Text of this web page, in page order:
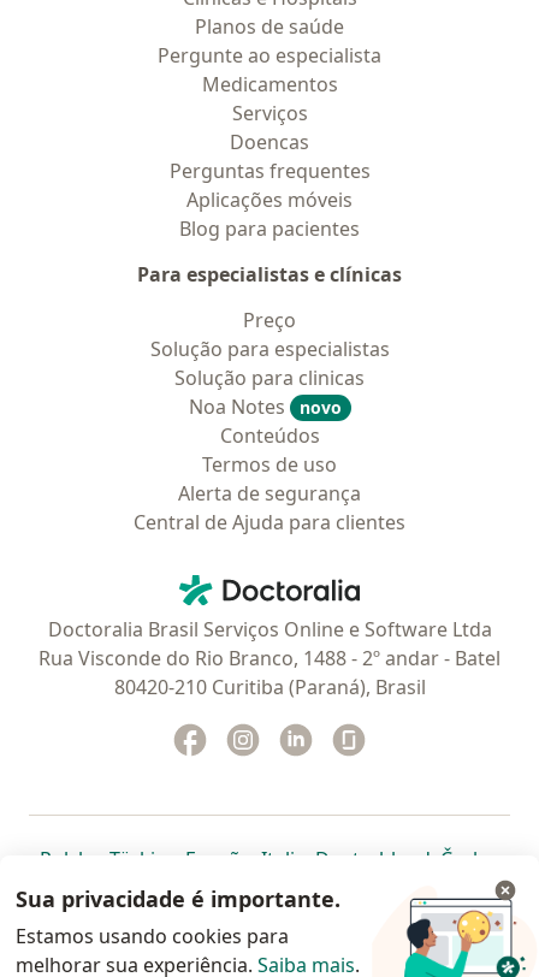
Planos de saúde
Pergunte ao especialista
Medicamentos
Serviços
Doencas
Perguntas frequentes
Aplicações móveis
Blog para pacientes
Para especialistas e clínicas
Preço
Solução para especialistas
Solução para clinicas
Noa Notes
novo
Conteúdos
Termos de uso
Alerta de segurança
Central de Ajuda para clientes
Doctoralia - Homepage
Doctoralia Brasil Serviços Online e Software Ltda
Rua Visconde do Rio Branco, 1488 - 2º andar - Batel
80420-210 Curitiba (Paraná), Brasil
Facebook
abre num novo separador
Instagram
abre num novo separador
Linkedin
abre num novo
Polska abre num novo separador
Türkiye abre num novo separador
España abre num novo separador
Italia abre num novo
Deutschlandabre num
Česko
Portugal abre num novo separador
, México abre num novo separador
, abre num novo separador
Brasil abre num novoabre num
abre
Colombia abre num novo
www.doctoralia.com.br © 2026 - Agende agora sua
Sua privacidade é importante.
Estamos usando cookies para
melhorar sua experiência. Saiba mais.